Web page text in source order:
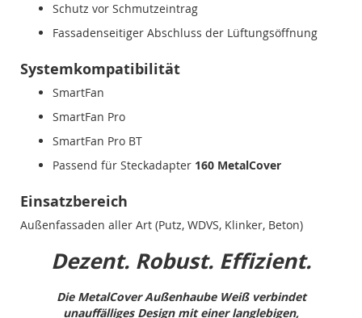
Schutz vor Schmutzeintrag
Fassadenseitiger Abschluss der Lüftungsöffnung
Systemkompatibilität
SmartFan
SmartFan Pro
SmartFan Pro BT
Passend für Steckadapter 160 MetalCover
Einsatzbereich
Außenfassaden aller Art (Putz, WDVS, Klinker, Beton)
Dezent. Robust. Effizient.
Die MetalCover Außenhaube Weiß verbindet
unauffälliges Design mit einer langlebigen,